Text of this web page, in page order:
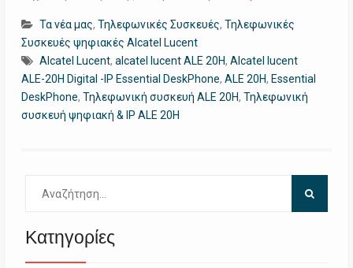
Τα νέα μας, Τηλεφωνικές Συσκευές, Τηλεφωνικές
Συσκευές ψηφιακές Alcatel Lucent
Alcatel Lucent, alcatel lucent ALE 20H, Alcatel lucent
ALE-20H Digital -IP Essential DeskPhone, ALE 20H, Essential
DeskPhone, Τηλεφωνική συσκευή ALE 20H, Τηλεφωνική
συσκευή ψηφιακή & IP ALE 20H
για:
Κατηγορίες